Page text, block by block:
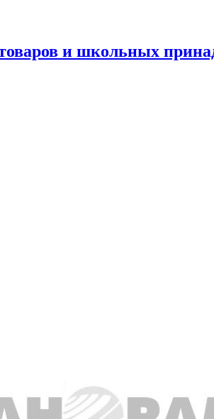
и школьных